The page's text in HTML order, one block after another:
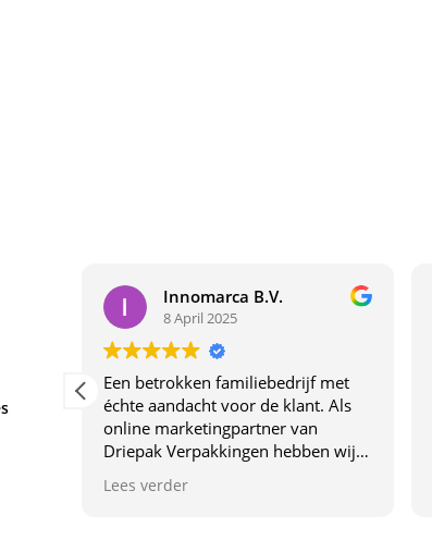
Innomarca B.V.
8 April 2025
Een betrokken familiebedrijf met
échte aandacht voor de klant. Als
online marketingpartner van
Driepak Verpakkingen hebben wij
uniek maakt. Dit familiebedrijf
Lees verder